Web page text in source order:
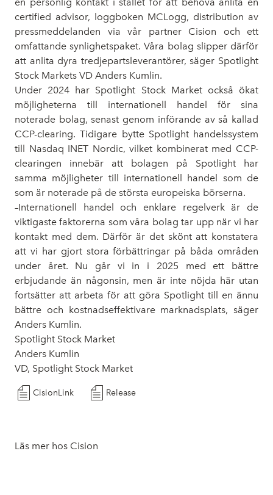
certified advisor, loggboken MCLogg, distribution av
pressmeddelanden via vår partner Cision och ett
omfattande synlighetspaket. Våra bolag slipper därför
att anlita dyra tredjepartsleverantörer, säger Spotlight
Stock Markets VD Anders Kumlin.
Under 2024 har Spotlight Stock Market också ökat
möjligheterna till internationell handel för sina
noterade bolag, senast genom införande av så kallad
CCP-clearing. Tidigare bytte Spotlight handelssystem
till Nasdaq INET Nordic, vilket kombinerat med CCP-
clearingen innebär att bolagen på Spotlight har
samma möjligheter till internationell handel som de
som är noterade på de största europeiska börserna.
–Internationell handel och enklare regelverk är de
viktigaste faktorerna som våra bolag tar upp när vi har
kontakt med dem. Därför är det skönt att konstatera
att vi har gjort stora förbättringar på båda områden
under året. Nu går vi in i 2025 med ett bättre
erbjudande än någonsin, men är inte nöjda här utan
fortsätter att arbeta för att göra Spotlight till en ännu
bättre och kostnadseffektivare marknadsplats, säger
Anders Kumlin.
Spotlight Stock Market
Anders Kumlin
VD, Spotlight Stock Market
CisionLink Release
Läs mer hos Cision